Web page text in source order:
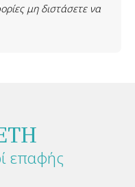
μη διστάσετε να
επαφής